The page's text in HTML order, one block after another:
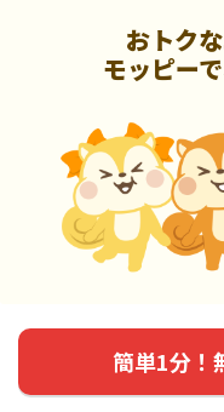
おトク
モッピー
簡単1分！